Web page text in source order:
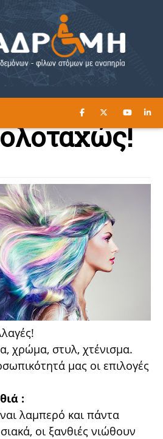
ΔΙΑΒΑΣΤΕ ΕΔΩ ►
χρώμα, στυλ, χτένισμα.
μας οι επιλογές
:
λαμπερό και πάντα
οι ξανθιές νιώθουν